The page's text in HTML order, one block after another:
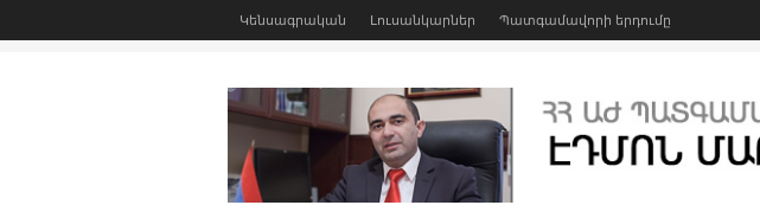
Կենսագրական Լուսանկարներ Պատգամավորի երդումը